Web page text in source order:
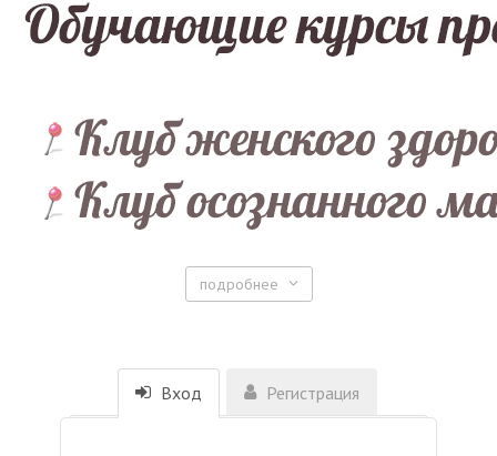
подробнее
Вход Регистрация